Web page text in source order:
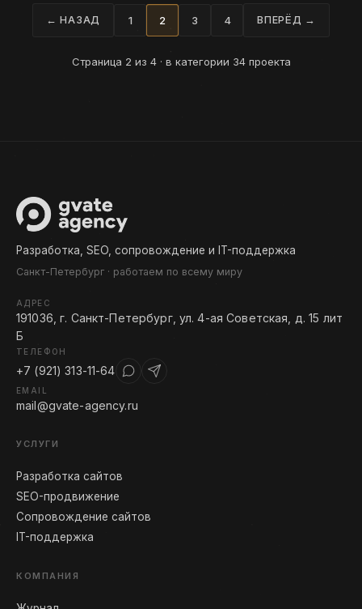
← НАЗАД 1 2 3 4 ВПЕРЁД →
Страница 2 из 4 · в категории 34 проекта
Разработка, SEO, сопровождение и IT-поддержка
Санкт-Петербург · работаем по всему миру
АДРЕС
191036, г. Санкт-Петербург, ул. 4-ая Советская, д. 15 лит
Б
ТЕЛЕФОН
+7 (921) 313-11-64
EMAIL
mail@gvate-agency.ru
УСЛУГИ
Разработка сайтов
SEO-продвижение
Сопровождение сайтов
IT-поддержка
КОМПАНИЯ